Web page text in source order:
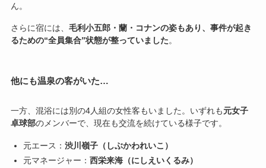
ん。
さらに宿には、 毛利小五郎・蘭・コナンの姿もあり、事件が起き
るための“全員集合”状態が整っていました。
他にも温泉の客がいた…
一方、混浴には別の4人組の女性客もいました。いずれも元女子
卓球部のメンバーで、現在も交流を続けている様子です。
元エース： 渋川嶺子（しぶかわれいこ）
元マネージャー： 西栄来海（にしえいくるみ）